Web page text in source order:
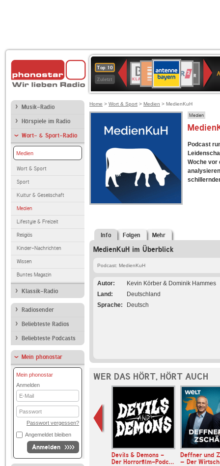
Top 10
Zuletzt
Deutschlandfunk
80er
90er
OLDIE
ANTENNE
SWR3
WDR
4
BR-
KLASSIK
Deutschlandfunk
KulturBAYERN
2
SWR
Kultur
NDR
2
Musik-Radio
Hörspiele im Radio
Wort- & Sport-Radio
Medien
Wort & Sport
Sport
Kultur & Gesellschaft
Medien
Lifestyle & Freizeit
Religiös
Kinder-Nachrichten
Wissen
Buntes Magazin
Klassik-Radio
Radiosender
Beliebteste Radios
Beliebteste Podcasts
Mein phonostar
Mein phonostar
Anmelden
E-
Mail
Passwort
Passwort vergessen?
Angemeldet bleiben
Anmelden
Home > Wort & Sport > Medien > MedienKuH
Medien
Podcast
Woche vor
Info Folgen Mehr
MedienKuH im Überblick
Podcast: MedienKuH
Autor
Kevin Körber & Dominik Hammes
Land
Deutschland
Sprache
Deutsch
WER DAS HÖRT, HÖRT AUCH
& Somuncu
Devils & Demons -
Der Horrorfilm-Podc…
Deffner und
– Der